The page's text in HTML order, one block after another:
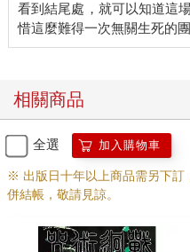
看到結尾處，就可以知道這
相關商品
全選 加入購物車
※ 出版日十年以上商品需另下訂
併結帳，敬請見諒。